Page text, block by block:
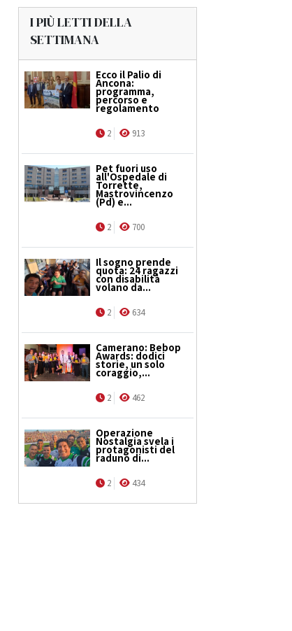
I PIÙ LETTI DELLA
SETTIMANA
Ecco il Palio di
Ancona:
programma,
percorso e
regolamento
2 913
Pet fuori uso
all'Ospedale di
Torrette,
Mastrovincenzo
(Pd) e...
2 700
Il sogno prende
quota: 24 ragazzi
con disabilità
volano da...
2 634
Camerano: Bebop
Awards: dodici
storie, un solo
coraggio,...
2 462
Operazione
Nostalgia svela i
protagonisti del
raduno di...
2 434